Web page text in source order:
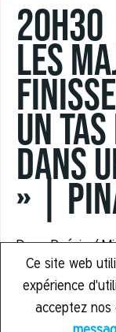
20h30
LES
UN
DANS
» |
Drum Poésie /
ans | Sur
Ce site web
expérience
acceptez nos